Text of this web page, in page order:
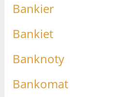
Bankier
Bankiet
Banknoty
Bankomat